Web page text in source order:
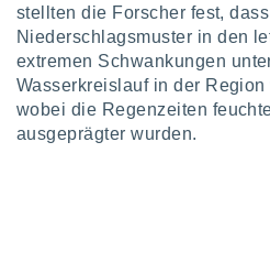
dies zu
Sie Ihre
jederzeit
der
indem
stellten die Forscher fest,
Niederschlagsmuster in den
extremen Schwankungen
Wasserkreislauf in der
wobei die Regenzeiten
ausgeprägter wurden.